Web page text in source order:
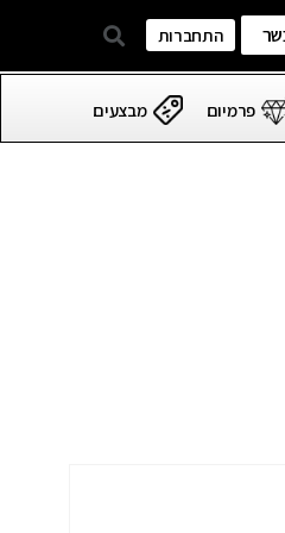
התחברות
פרמיום מבצעים